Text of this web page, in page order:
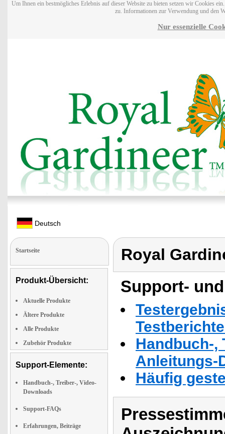
Um Ihnen ein bestmögliches Erlebnis auf dieser Website zu bieten setzen wir Cookies
zu. Informationen zur Verwendung und den
Nur essenzielle
Deutsch
Startseite
Produkt-Übersicht:
Aktuelle Produkte
Ältere Produkte
Alle Produkte
Zubehör Produkte
Support-Elemente:
Handbuch-, Treiber-, Video-
Downloads
Support-FAQs
Erfahrungen, Beiträge
Royal
Support-
Handbuch-,
Anleitungs-
Häufig